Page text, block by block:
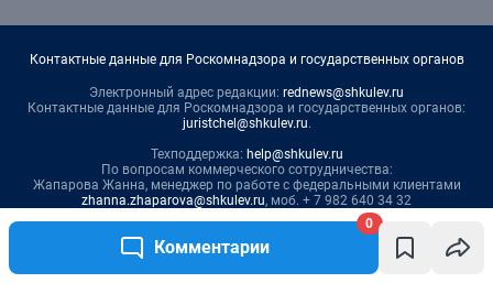
Комментарии
0
Контактные данные для Роскомнадзора и государственных органов
Электронный адрес редакции: rednews@shkulev.ru
Контактные данные для Роскомнадзора и государственных органов:
juristchel@shkulev.ru.
Техподдержка: help@shkulev.ru
По вопросам коммерческого сотрудничества:
Жапарова Жанна, менеджер по работе с федеральными клиентами
zhanna.zhaparova@shkulev.ru, моб. + 7 982 640 34 32
Ревина Мария, директор по работе с федеральными клиентами
, моб. +7 910 402 4056
Редакция сайта не несет ответственности за достоверность